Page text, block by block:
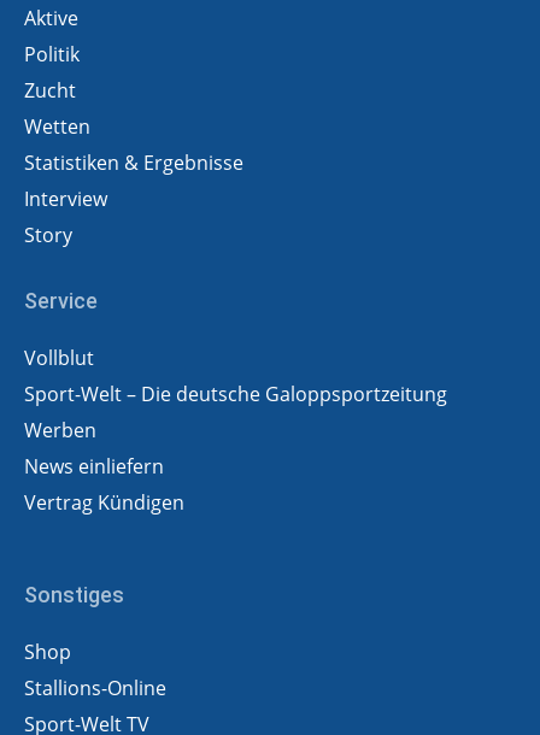
Aktive
Politik
Zucht
Wetten
Statistiken & Ergebnisse
Interview
Story
Service
Vollblut
Sport-Welt – Die deutsche Galoppsportzeitung
Werben
News einliefern
Vertrag Kündigen
Sonstiges
Shop
Stallions-Online
Sport-Welt TV